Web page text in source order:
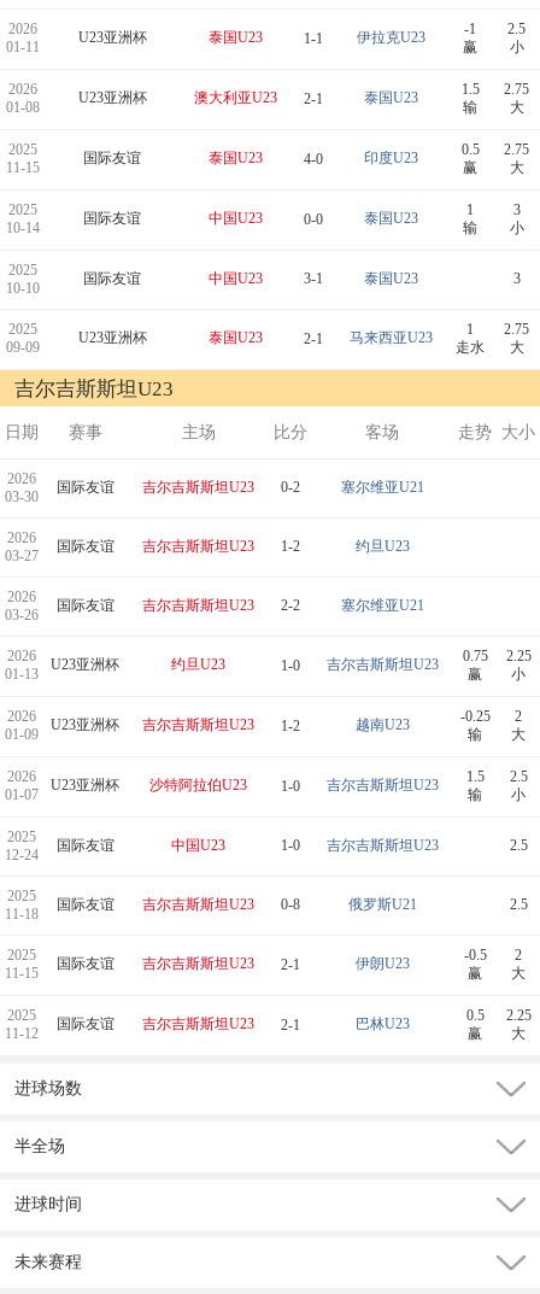
2026
01-11
U23亚洲杯 泰国U23 1-1 伊拉克U23
-1
赢
2.5
小
2026
01-08
U23亚洲杯 澳大利亚U23 2-1 泰国U23
1.5
输
2.75
大
2025
11-15
国际友谊 泰国U23 4-0 印度U23
0.5
赢
2.75
大
2025
10-14
国际友谊 中国U23 0-0 泰国U23
1
输
3
小
2025
10-10
国际友谊 中国U23 3-1 泰国U23 3
2025
09-09
U23亚洲杯 泰国U23 2-1 马来西亚U23
1
走水
2.75
大
吉尔吉斯斯坦U23
日期 赛事 主场 比分 客场 走势 大小
2026
03-30
国际友谊 吉尔吉斯斯坦U23 0-2 塞尔维亚U21
2026
03-27
国际友谊 吉尔吉斯斯坦U23 1-2 约旦U23
2026
03-26
国际友谊 吉尔吉斯斯坦U23 2-2 塞尔维亚U21
2026
01-13
U23亚洲杯 约旦U23 1-0 吉尔吉斯斯坦U23
0.75
赢
2.25
小
2026
01-09
U23亚洲杯 吉尔吉斯斯坦U23 1-2 越南U23
-0.25
输
2
大
2026
01-07
U23亚洲杯 沙特阿拉伯U23 1-0 吉尔吉斯斯坦U23
1.5
输
2.5
小
2025
12-24
国际友谊 中国U23 1-0 吉尔吉斯斯坦U23 2.5
2025
11-18
国际友谊 吉尔吉斯斯坦U23 0-8 俄罗斯U21 2.5
2025
11-15
国际友谊 吉尔吉斯斯坦U23 2-1 伊朗U23
-0.5
赢
2
大
2025
11-12
国际友谊 吉尔吉斯斯坦U23 2-1 巴林U23
0.5
赢
2.25
大
进球场数
半全场
进球时间
未来赛程